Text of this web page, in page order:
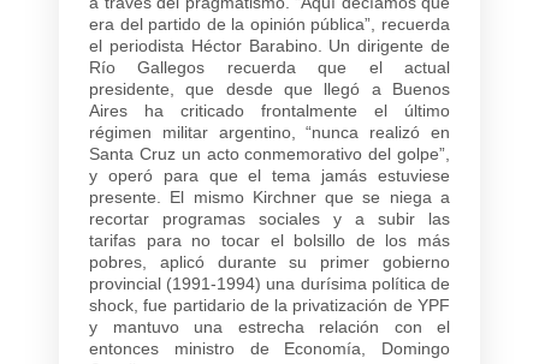
era del partido de la opinión pública”, recuerda
el periodista Héctor Barabino. Un dirigente de
Río Gallegos recuerda que el actual
presidente, que desde que llegó a Buenos
Aires ha criticado frontalmente el último
régimen militar argentino, “nunca realizó en
Santa Cruz un acto conmemorativo del golpe”,
y operó para que el tema jamás estuviese
presente. El mismo Kirchner que se niega a
recortar programas sociales y a subir las
tarifas para no tocar el bolsillo de los más
pobres, aplicó durante su primer gobierno
provincial (1991-1994) una durísima política de
shock, fue partidario de la privatización de YPF
y mantuvo una estrecha relación con el
entonces ministro de Economía, Domingo